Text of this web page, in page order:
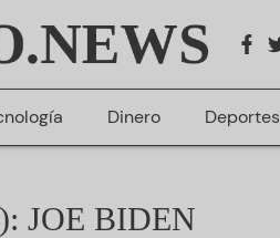
Dinero Deportes
JOE BIDEN